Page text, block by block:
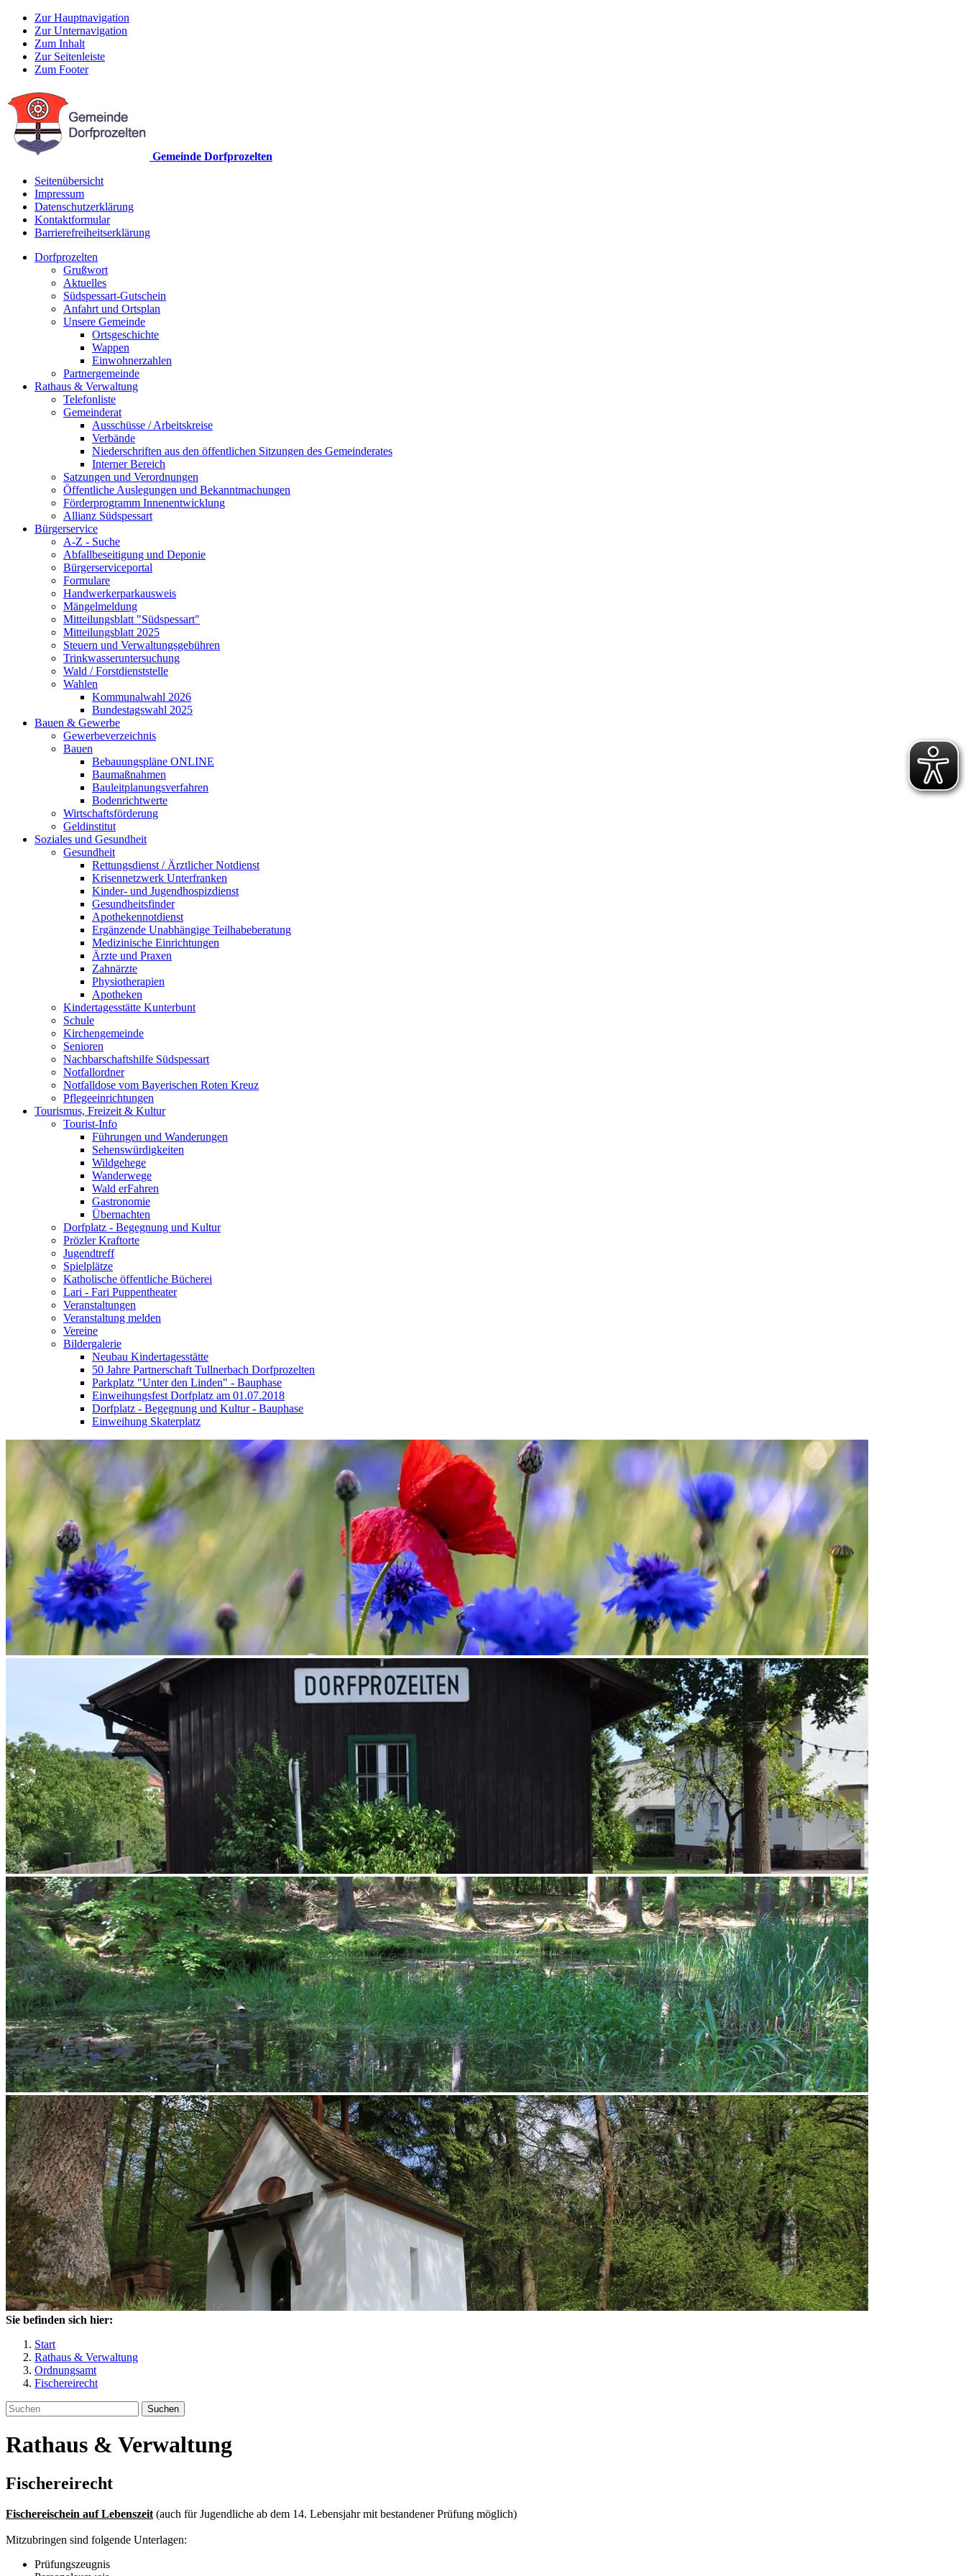
Zur Hauptnavigation
Zur Unternavigation
Zum Inhalt
Zur Seitenleiste
Zum Footer
Gemeinde Dorfprozelten
Seitenübersicht
Impressum
Datenschutzerklärung
Kontaktformular
Barrierefreiheitserklärung
Dorfprozelten
Grußwort
Aktuelles
Südspessart-Gutschein
Anfahrt und Ortsplan
Unsere Gemeinde
Ortsgeschichte
Wappen
Einwohnerzahlen
Partnergemeinde
Rathaus & Verwaltung
Telefonliste
Gemeinderat
Ausschüsse / Arbeitskreise
Verbände
Niederschriften aus den öffentlichen Sitzungen des Gemeinderates
Interner Bereich
Satzungen und Verordnungen
Öffentliche Auslegungen und Bekanntmachungen
Förderprogramm Innenentwicklung
Allianz Südspessart
Bürgerservice
A-Z - Suche
Abfallbeseitigung und Deponie
Bürgerserviceportal
Formulare
Handwerkerparkausweis
Mängelmeldung
Mitteilungsblatt "Südspessart"
Mitteilungsblatt 2025
Steuern und Verwaltungsgebühren
Trinkwasseruntersuchung
Wald / Forstdienststelle
Wahlen
Kommunalwahl 2026
Bundestagswahl 2025
Bauen & Gewerbe
Gewerbeverzeichnis
Bauen
Bebauungspläne ONLINE
Baumaßnahmen
Bauleitplanungsverfahren
Bodenrichtwerte
Wirtschaftsförderung
Geldinstitut
Soziales und Gesundheit
Gesundheit
Rettungsdienst / Ärztlicher Notdienst
Krisennetzwerk Unterfranken
Kinder- und Jugendhospizdienst
Gesundheitsfinder
Apothekennotdienst
Ergänzende Unabhängige Teilhabeberatung
Medizinische Einrichtungen
Ärzte und Praxen
Zahnärzte
Physiotherapien
Apotheken
Kindertagesstätte Kunterbunt
Schule
Kirchengemeinde
Senioren
Nachbarschaftshilfe Südspessart
Notfallordner
Notfalldose vom Bayerischen Roten Kreuz
Pflegeeinrichtungen
Tourismus, Freizeit & Kultur
Tourist-Info
Führungen und Wanderungen
Sehenswürdigkeiten
Wildgehege
Wanderwege
Wald erFahren
Gastronomie
Übernachten
Dorfplatz - Begegnung und Kultur
Prözler Kraftorte
Jugendtreff
Spielplätze
Katholische öffentliche Bücherei
Lari - Fari Puppentheater
Veranstaltungen
Veranstaltung melden
Vereine
Bildergalerie
Neubau Kindertagesstätte
50 Jahre Partnerschaft Tullnerbach Dorfprozelten
Parkplatz "Unter den Linden" - Bauphase
Einweihungsfest Dorfplatz am 01.07.2018
Dorfplatz - Begegnung und Kultur - Bauphase
Einweihung Skaterplatz
Sie befinden sich hier:
Start
Rathaus & Verwaltung
Ordnungsamt
Fischereirecht
Suchen
Rathaus & Verwaltung
Fischereirecht
Fischereischein auf Lebenszeit (auch für Jugendliche ab dem 14. Lebensjahr mit bestandener Prüfung möglich)
Mitzubringen sind folgende Unterlagen:
Prüfungszeugnis